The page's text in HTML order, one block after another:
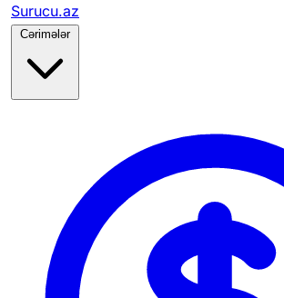
Surucu.az
Cərimələr